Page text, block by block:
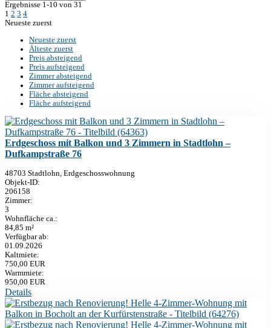
Ergebnisse 1-10 von 31
1 2 3 4
Neueste zuerst
Neueste zuerst
Älteste zuerst
Preis absteigend
Preis aufsteigend
Zimmer absteigend
Zimmer aufsteigend
Fläche absteigend
Fläche aufsteigend
Erdgeschoss mit Balkon und 3 Zimmern in Stadtlohn –
Dufkampstraße 76
48703 Stadtlohn, Erdgeschosswohnung
Objekt-ID:
206158
Zimmer:
3
Wohnfläche ca.:
84,85 m²
Verfügbar ab:
01.09.2026
Kaltmiete:
750,00 EUR
Warmmiete:
950,00 EUR
Details